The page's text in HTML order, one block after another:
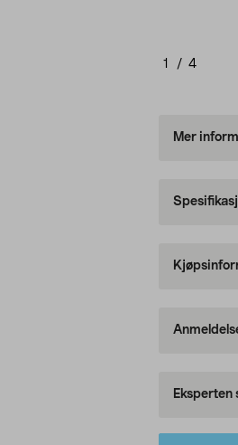
1 / 4
Mer
Eksperten